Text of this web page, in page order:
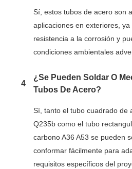
Sí, estos tubos de acero son
aplicaciones en exteriores,
resistencia a la corrosión y
condiciones ambientales
4
¿Se Pueden Soldar O
Tubos De Acero?
Sí, tanto el tubo cuadrado de
Q235b como el tubo
carbono A36 A53 se pueden
conformar fácilmente para
requisitos específicos del